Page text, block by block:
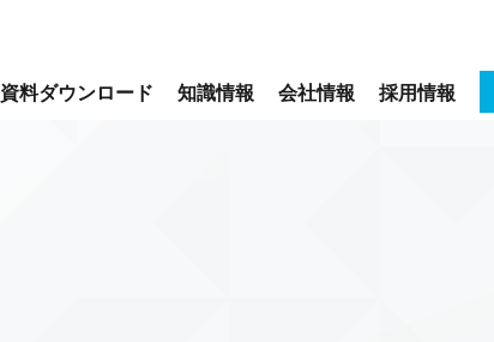
資料ダウンロード 知識情報 会社情報 採用情報